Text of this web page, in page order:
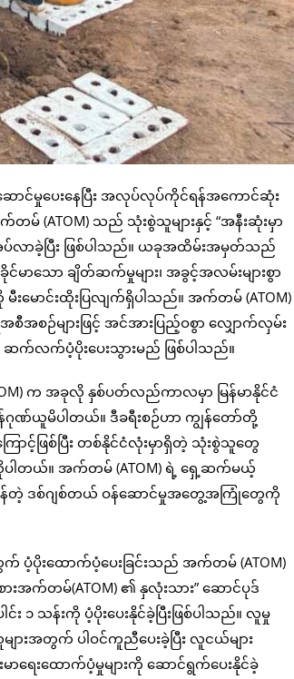
ဆောင်မှုပေးနေပြီး အလုပ်လုပ်ကိုင်ရန်အကောင်ဆုံး
သည် သုံးစွဲသူများနှင့် “အနီးဆုံးမှာ
ပ်လာခဲ့ပြီး ဖြစ်ပါသည်။ ယခုအထိမ်းအမှတ်သည်
ော ချိတ်ဆက်မှုများ၊ အခွင့်အလမ်းများစွာ
ောင်းထိုးပြလျက်ရှိပါသည်။ အက်တမ် (ATOM)
အစဉ်များဖြင့် အင်အားပြည့်ဝစွာ လျှောက်လှမ်း
ဆက်လက်ပံ့ပိုးပေးသွားမည် ဖြစ်ပါသည်။
က အခုလို နှစ်ပတ်လည်ကာလမှာ မြန်မာနိုင်ငံ
ဏ်ယူမိပါတယ်။ ဒီခရီးစဉ်ဟာ ကျွန်တော်တို့
င့်ဖြစ်ပြီး တစ်နိုင်ငံလုံးမှာရှိတဲ့ သုံးစွဲသူတွေ
လိုပါတယ်။ အက်တမ် (ATOM) ရဲ့ ရှေ့ဆက်မယ့်
မွန်တဲ့ ဒစ်ဂျစ်တယ် ဝန်ဆောင်မှုအတွေ့အကြုံတွေကို
က် ပံ့ပိုးထောက်ပံ့ပေးခြင်းသည် အက်တမ် (ATOM)
အက်တမ်(ATOM) ၏ နှလုံးသား” ဆောင်ပုဒ်
သန်းကို ပံ့ပိုးပေးနိုင်ခဲ့ပြီးဖြစ်ပါသည်။ လူမှု
အတွက် ပါဝင်ကူညီပေးခဲ့ပြီး လူငယ်များ
ေးထောက်ပံ့မှုများကို ဆောင်ရွက်ပေးနိုင်ခဲ့